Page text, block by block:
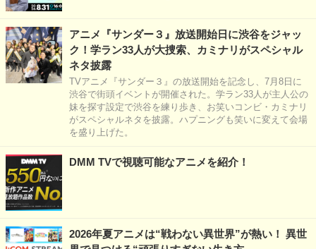
アニメ『サンダー３』放送開始日に渋谷をジャッ
ク！学ラン33人が大捜索、カミナリがスペシャル
ネタ披露
TVアニメ『サンダー３』の放送開始を記念し、7月8日に
渋谷で街頭イベントが開催された。学ラン33人が主人公の
妹を探す設定で渋谷を練り歩き、お笑いコンビ・カミナリ
がスペシャルネタを披露。ハプニングも笑いに変えて会場
を盛り上げた。
DMM TVで視聴可能なアニメを紹介！
2026年夏アニメは“戦わない異世界”が熱い！ 異世